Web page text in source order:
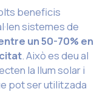
beneficis
sistemes de
un 50-70% en
. Això es deu al
la llum solar i
pot ser utilitzada